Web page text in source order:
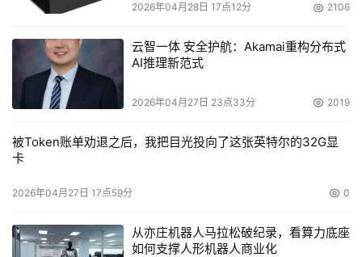
2026年04月28日 17点12分 2106
云智一体 安全护航：Akamai重构分布式
AI推理新范式
2026年04月27日 23点33分 2019
被Token账单劝退之后，我把目光投向了这张英特尔的32G显
卡
2026年04月27日 17点59分 0
从亦庄机器人马拉松破纪录，看算力底座
如何支撑人形机器人商业化